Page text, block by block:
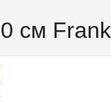
см